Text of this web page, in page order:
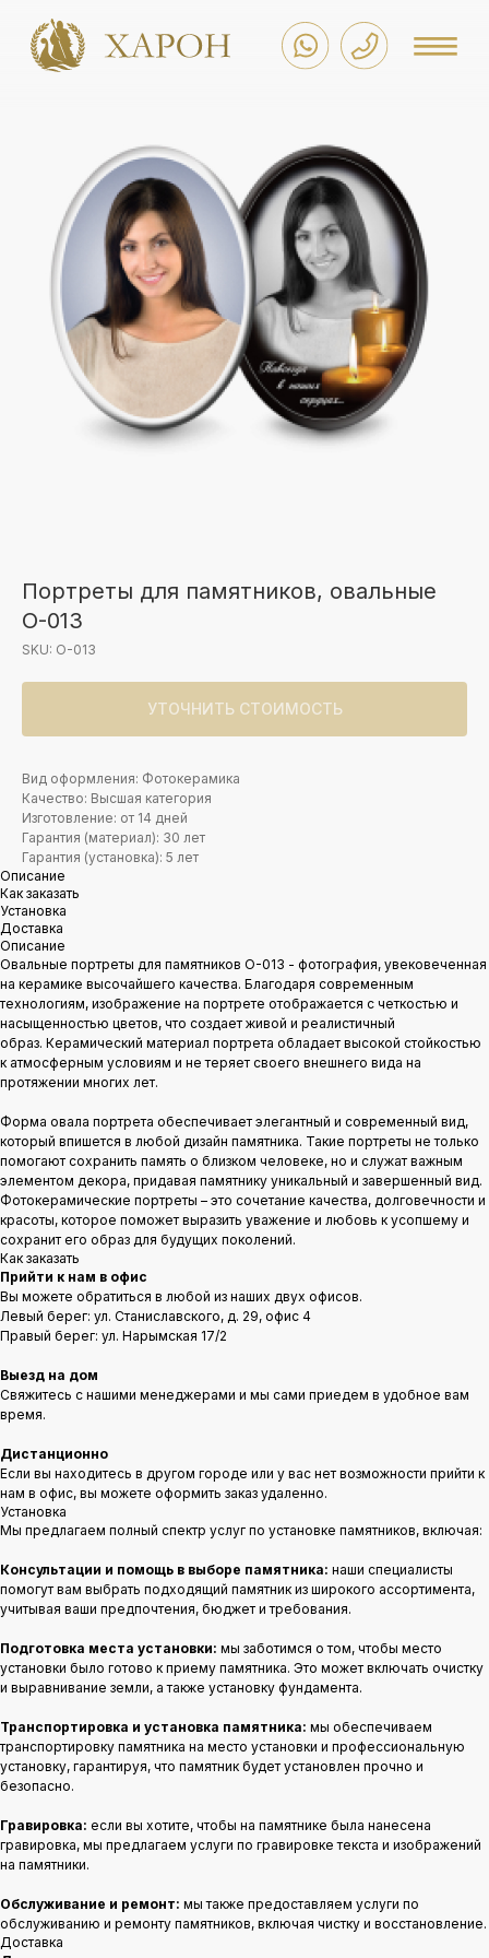
Портреты для памятников, овальные
O-013
SKU: O-013
УТОЧНИТЬ СТОИМОСТЬ
Вид оформления: Фотокерамика
Качество: Высшая категория
Изготовление: от 14 дней
Гарантия (материал): 30 лет
Гарантия (установка): 5 лет
Описание
Как заказать
Установка
Доставка
Описание
Овальные портреты для памятников O-013 - фотография, увековеченная
на керамике высочайшего качества. Благодаря современным
технологиям, изображение на портрете отображается с четкостью и
насыщенностью цветов, что создает живой и реалистичный
образ. Керамический материал портрета обладает высокой стойкостью
к атмосферным условиям и не теряет своего внешнего вида на
протяжении многих лет.
Форма овала портрета обеспечивает элегантный и современный вид,
который впишется в любой дизайн памятника. Такие портреты не только
помогают сохранить память о близком человеке, но и служат важным
элементом декора, придавая памятнику уникальный и завершенный вид.
Фотокерамические портреты – это сочетание качества, долговечности и
красоты, которое поможет выразить уважение и любовь к усопшему и
сохранит его образ для будущих поколений.
Как заказать
Прийти к нам в офис
Вы можете обратиться в любой из наших двух офисов.
Левый берег: ул. Станиславского, д. 29, офис 4
Правый берег: ул. Нарымская 17/2
Выезд на дом
Свяжитесь с нашими менеджерами и мы сами приедем в удобное вам
время.
Дистанционно
Если вы находитесь в другом городе или у вас нет возможности прийти к
нам в офис, вы можете оформить заказ удаленно.
Установка
Мы предлагаем полный спектр услуг по установке памятников, включая:
Консультации и помощь в выборе памятника: наши специалисты
помогут вам выбрать подходящий памятник из широкого ассортимента,
учитывая ваши предпочтения, бюджет и требования.
Подготовка места установки: мы заботимся о том, чтобы место
установки было готово к приему памятника. Это может включать очистку
и выравнивание земли, а также установку фундамента.
Транспортировка и установка памятника: мы обеспечиваем
транспортировку памятника на место установки и профессиональную
установку, гарантируя, что памятник будет установлен прочно и
безопасно.
Гравировка: если вы хотите, чтобы на памятнике была нанесена
гравировка, мы предлагаем услуги по гравировке текста и изображений
на памятники.
Обслуживание и ремонт: мы также предоставляем услуги по
обслуживанию и ремонту памятников, включая чистку и восстановление.
Доставка